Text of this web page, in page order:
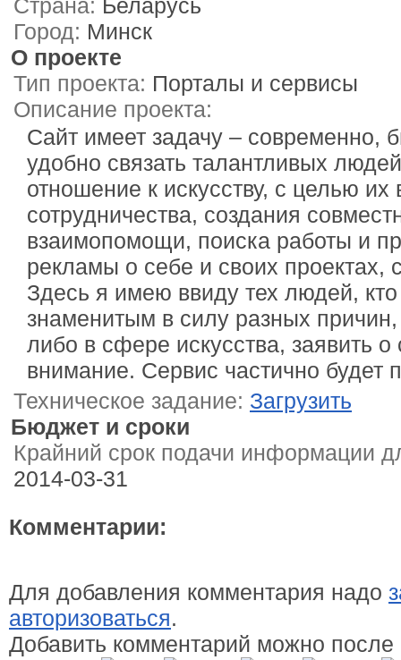
Страна: Беларусь
Город: Минск
О проекте
Тип проекта: Порталы и сервисы
Описание проекта:
Сайт имеет задачу – современно,
удобно связать талантливых
отношение к искусству, с целью их
сотрудничества, создания
взаимопомощи, поиска работы и
рекламы о себе и своих проектах,
Здесь я имею ввиду тех людей,
знаменитым в силу разных причин,
либо в сфере искусства, заявить о
внимание. Сервис частично будет
Техническое задание: Загрузить
Бюджет и сроки
Крайний срок подачи информации
2014-03-31
Комментарии:
Для добавления комментария надо
авторизоваться.
Добавить комментарий можно после